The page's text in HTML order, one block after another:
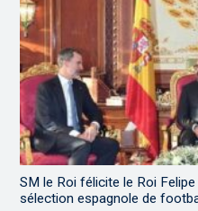
SM le Roi félicite le Roi
sélection espagnole de